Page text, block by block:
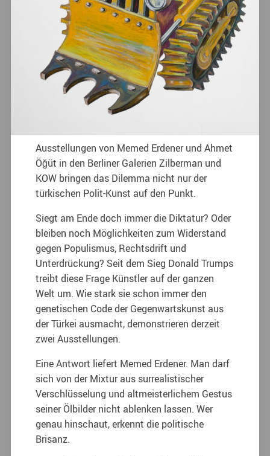
Ausstellungen von Memed Erdener und Ahmet
Öğüt in den Berliner Galerien Zilberman und
KOW bringen das Dilemma nicht nur der
türkischen Polit-Kunst auf den Punkt.
Siegt am Ende doch immer die Diktatur? Oder
bleiben noch Möglichkeiten zum Widerstand
gegen Populismus, Rechtsdrift und
Unterdrückung? Seit dem Sieg Donald Trumps
treibt diese Frage Künstler auf der ganzen
Welt um. Wie stark sie schon immer den
genetischen Code der Gegenwartskunst aus
der Türkei ausmacht, demonstrieren derzeit
zwei Ausstellungen.
Eine Antwort liefert Memed Erdener. Man darf
sich von der Mixtur aus surrealistischer
Verschlüsselung und altmeisterlichem Gestus
seiner Ölbilder nicht ablenken lassen. Wer
genau hinschaut, erkennt die politische
Brisanz.